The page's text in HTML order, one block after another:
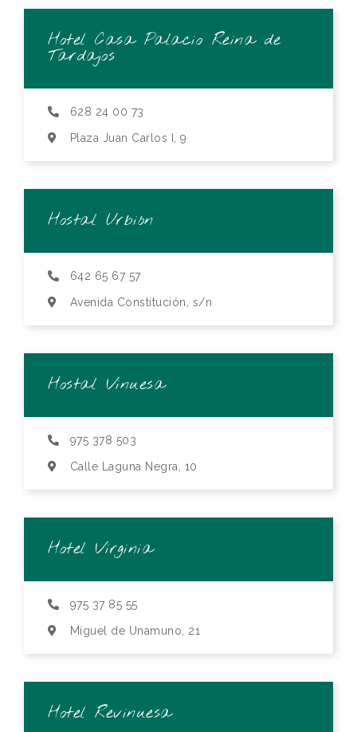
Hotel Casa Palacio Reina de
Tardajos
628 24 00 73
Plaza Juan Carlos I, 9
Hostal Urbión
642 65 67 57
Avenida Constitución, s/n
Hostal Vinuesa
975 378 503
Calle Laguna Negra, 10
Hotel Virginia
975 37 85 55
Miguel de Unamuno, 21
Hotel Revinuesa